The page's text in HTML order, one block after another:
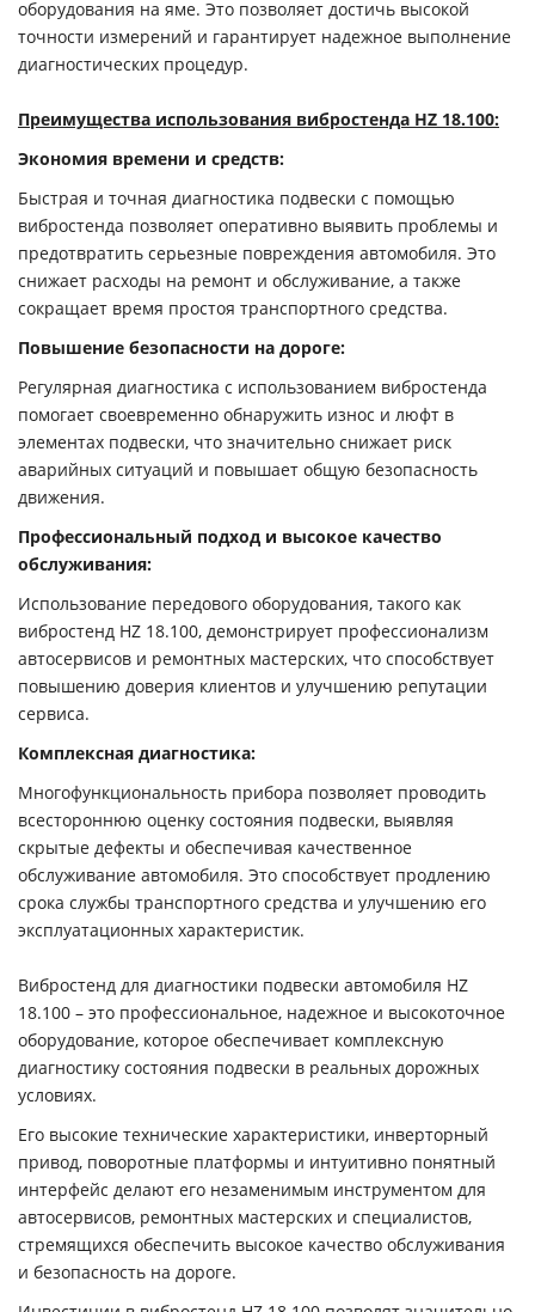
оборудования на яме. Это позволяет достичь высокой
точности измерений и гарантирует надежное выполнение
диагностических процедур.
Преимущества использования вибростенда HZ 18.100:
Экономия времени и средств:
Быстрая и точная диагностика подвески с помощью
вибростенда позволяет оперативно выявить проблемы и
предотвратить серьезные повреждения автомобиля. Это
снижает расходы на ремонт и обслуживание, а также
сокращает время простоя транспортного средства.
Повышение безопасности на дороге:
Регулярная диагностика с использованием вибростенда
помогает своевременно обнаружить износ и люфт в
элементах подвески, что значительно снижает риск
аварийных ситуаций и повышает общую безопасность
движения.
Профессиональный подход и высокое качество
обслуживания:
Использование передового оборудования, такого как
вибростенд HZ 18.100, демонстрирует профессионализм
автосервисов и ремонтных мастерских, что способствует
повышению доверия клиентов и улучшению репутации
сервиса.
Комплексная диагностика:
Многофункциональность прибора позволяет проводить
всестороннюю оценку состояния подвески, выявляя
скрытые дефекты и обеспечивая качественное
обслуживание автомобиля. Это способствует продлению
срока службы транспортного средства и улучшению его
эксплуатационных характеристик.
Вибростенд для диагностики подвески автомобиля HZ
18.100 – это профессиональное, надежное и высокоточное
оборудование, которое обеспечивает комплексную
диагностику состояния подвески в реальных дорожных
условиях.
Его высокие технические характеристики, инверторный
привод, поворотные платформы и интуитивно понятный
интерфейс делают его незаменимым инструментом для
автосервисов, ремонтных мастерских и специалистов,
стремящихся обеспечить высокое качество обслуживания
и безопасность на дороге.